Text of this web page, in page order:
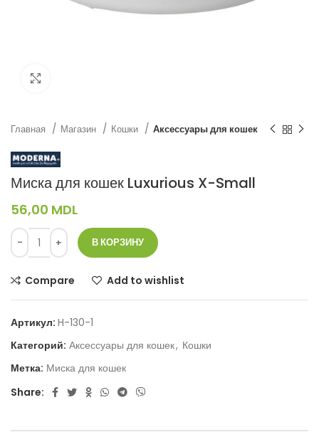
Главная Магазин Кошки Аксессуары для кошек
Миска для кошек Luxurious X-Small
56,00 MDL
В КОРЗИНУ
Compare Add to wishlist
Артикул: H-130-1
Категорий: Аксессуары для кошек, Кошки
Метка: Миска для кошек
Share: